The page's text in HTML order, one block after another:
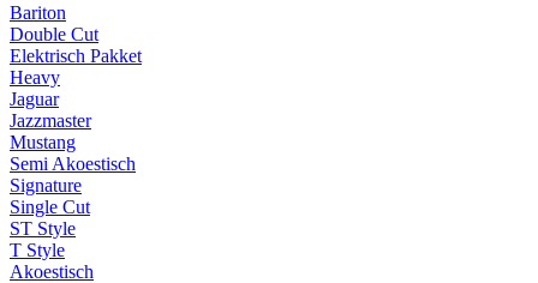
Bariton
Double Cut
Elektrisch Pakket
Heavy
Jaguar
Jazzmaster
Mustang
Semi Akoestisch
Signature
Single Cut
ST Style
T Style
Akoestisch